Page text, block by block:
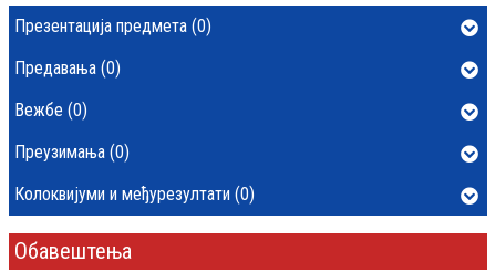
Презентација предмета (0)
Предавања (0)
Вежбе (0)
Преузимања (0)
Колоквијуми и међурезултати (0)
Обавештења